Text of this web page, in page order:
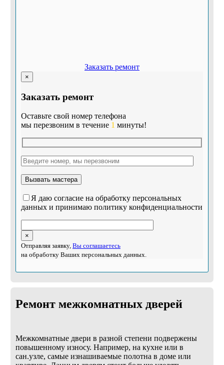
Заказать ремонт
×
Заказать ремонт
Оставьте свой номер телефона
мы перезвоним в течение 1 минуты!
Я даю согласие на обработку персональных
данных и принимаю политику конфиденциальности
×
Отправляя заявку, Вы соглашаетесь
на обработку Ваших персональных данных.
Ремонт межкомнатных дверей
Межкомнатные двери в разной степени подвержены
повышенному износу. Например, на кухне или в
сан.узле, самые изнашиваемые полотна в доме или